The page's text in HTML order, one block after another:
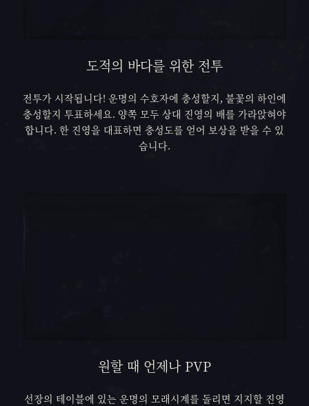
도적의 바다를 위한 전투
전투가 시작됩니다! 운명의 수호자에 충성할지, 불꽃의 하인에
충성할지 투표하세요. 양쪽 모두 상대 진영의 배를 가라앉혀야
합니다. 한 진영을 대표하면 충성도를 얻어 보상을 받을 수 있
습니다.
원할 때 언제나 PVP
선장의 테이블에 있는 운명의 모래시계를 돌리면 지지할 진영